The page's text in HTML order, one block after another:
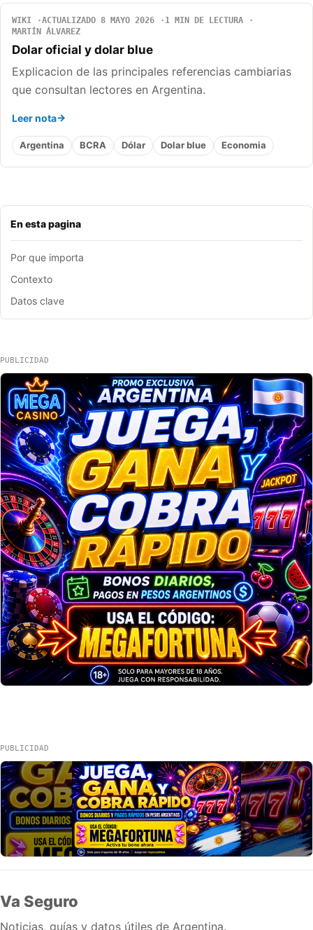
En esta pagina
Por que importa
Contexto
Datos clave
WIKI ACTUALIZADO 8 MAYO 2026
1 MIN DE LECTURA
MARTÍN ÁLVAREZ
Dolar oficial y dolar blue
Explicacion de las principales referencias cambiarias
que consultan lectores en Argentina.
Leer nota
Argentina BCRA Dólar Dolar blue Economia
PUBLICIDAD
PUBLICIDAD
Va Seguro
Noticias, guías y datos útiles de Argentina.